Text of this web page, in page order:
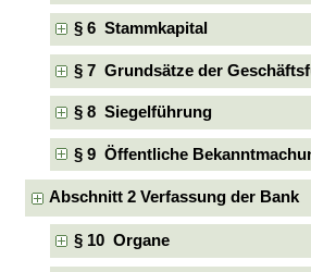
§ 6 Stammkapital
§ 7 Grundsätze der
§ 8 Siegelführung
§ 9 Öffentliche
Abschnitt 2 Verfassung der Bank
§ 10 Organe